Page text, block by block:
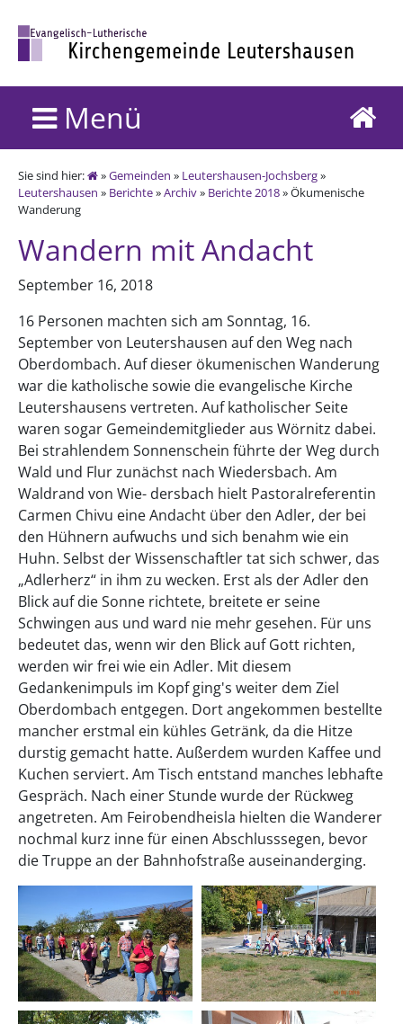
Menü
Sie sind hier: »Gemeinden » Leutershausen-Jochsberg»
Leutershausen » Berichte»Archiv» Berichte 2018» Ökumenische
Wanderung
Wandern mit Andacht
September 16, 2018
16 Personen machten sich am Sonntag, 16.
September von Leutershausen auf den Weg nach
Oberdombach. Auf dieser ökumenischen Wanderung
war die katholische sowie die evangelische Kirche
Leutershausens vertreten. Auf katholischer Seite
waren sogar Gemeindemitglieder aus Wörnitz dabei.
Bei strahlendem Sonnenschein führte der Weg durch
Wald und Flur zunächst nach Wiedersbach. Am
Waldrand von Wie- dersbach hielt Pastoralreferentin
Carmen Chivu eine Andacht über den Adler, der bei
den Hühnern aufwuchs und sich benahm wie ein
Huhn. Selbst der Wissenschaftler tat sich schwer, das
„Adlerherz“ in ihm zu wecken. Erst als der Adler den
Blick auf die Sonne richtete, breitete er seine
Schwingen aus und ward nie mehr gesehen. Für uns
bedeutet das, wenn wir den Blick auf Gott richten,
werden wir frei wie ein Adler. Mit diesem
Gedankenimpuls im Kopf ging's weiter dem Ziel
Oberdombach entgegen. Dort angekommen bestellte
mancher erstmal ein kühles Getränk, da die Hitze
durstig gemacht hatte. Außerdem wurden Kaffee und
Kuchen serviert. Am Tisch entstand manches lebhafte
Gespräch. Nach einer Stunde wurde der Rückweg
angetreten. Am Feirobendheisla hielten die Wanderer
nochmal kurz inne für einen Abschlusssegen, bevor
die Truppe an der Bahnhofstraße auseinanderging.